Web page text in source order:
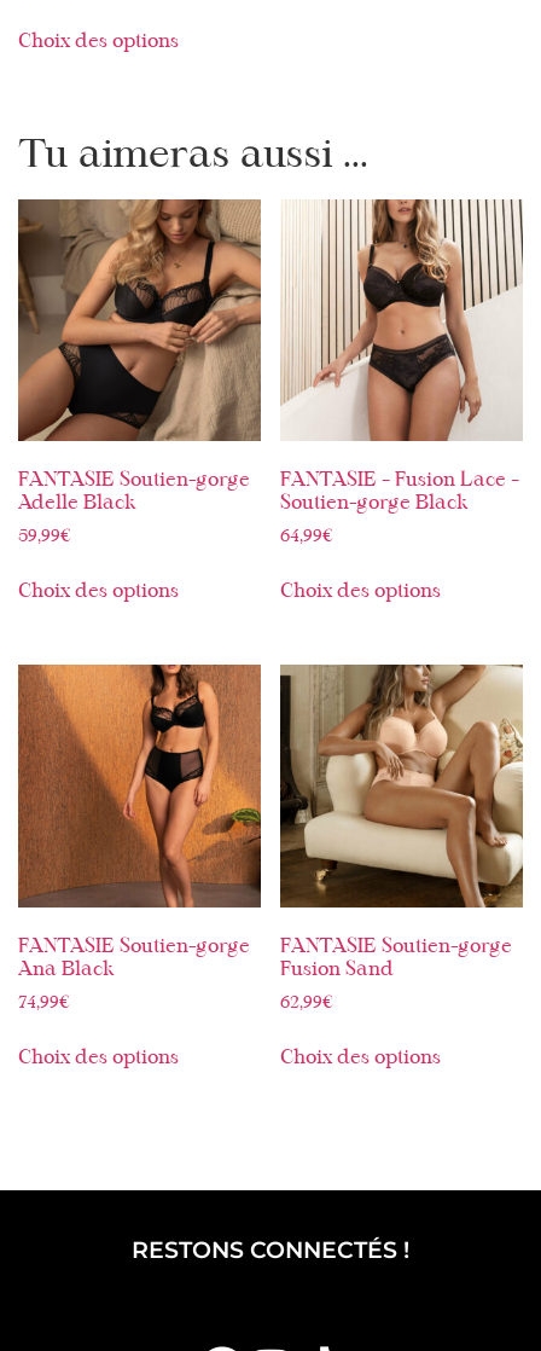
Choix des options
Tu aimeras aussi ...
FANTASIE Soutien-gorge
Adelle Black
59,99€
Choix des options
FANTASIE – Fusion Lace –
Soutien-gorge Black
64,99€
Choix des options
FANTASIE Soutien-gorge
Ana Black
74,99€
Choix des options
FANTASIE Soutien-gorge
Fusion Sand
62,99€
Choix des options
RESTONS CONNECTÉS !